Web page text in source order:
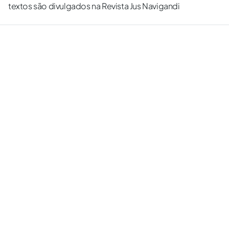
textos são divulgados na Revista Jus Navigandi